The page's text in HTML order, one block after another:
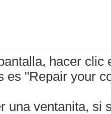
hacer clic
es "Repair your
una ventanita, si